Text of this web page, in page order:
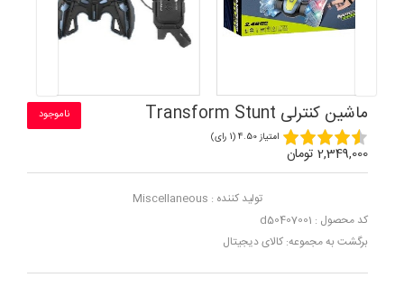
ماشین کنترلی Transform Stunt ناموجود
امتیاز 4.50 (1 رای)
2,349,000 تومان
تولید کننده : Miscellaneous
کد محصول : d50407001
برگشت به مجموعه: کالای دیجیتال